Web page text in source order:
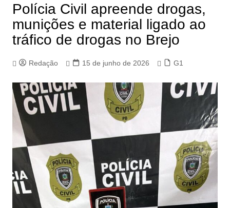
Polícia Civil apreende drogas,
munições e material ligado ao
tráfico de drogas no Brejo
Redação 15 de junho de 2026 G1